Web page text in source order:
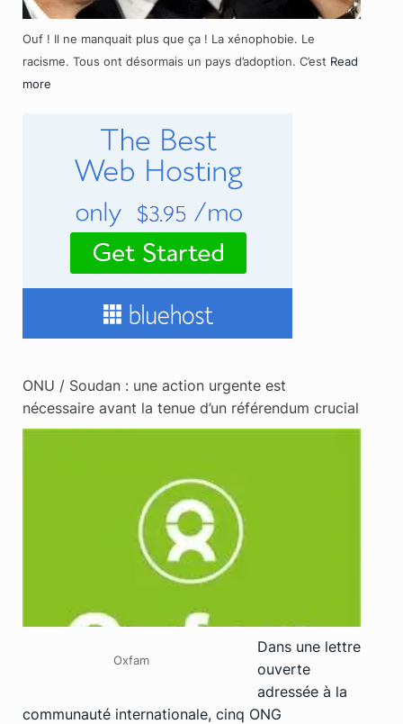
Ouf ! Il ne manquait plus que ça ! La xénophobie. Le
racisme. Tous ont désormais un pays d’adoption. C’est Read
more
ONU / Soudan : une action urgente est
nécessaire avant la tenue d’un référendum crucial
Oxfam
Dans une lettre
ouverte
adressée à la
communauté internationale, cinq ONG